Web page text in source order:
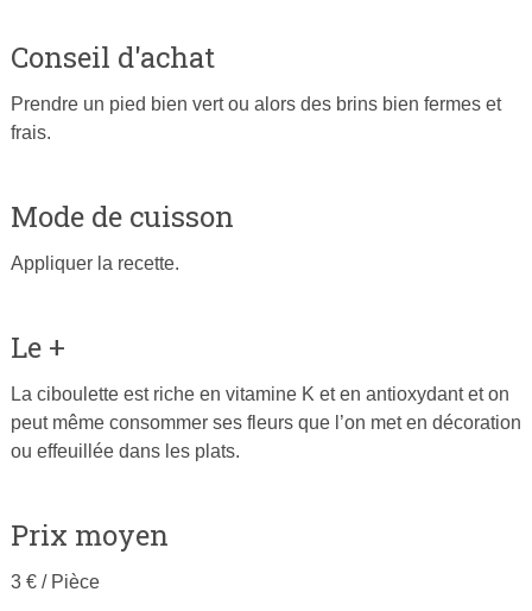
Conseil d'achat
Prendre un pied bien vert ou alors des brins bien fermes et
frais.
Mode de cuisson
Appliquer la recette.
Le +
La ciboulette est riche en vitamine K et en antioxydant et on
peut même consommer ses fleurs que l’on met en décoration
ou effeuillée dans les plats.
Prix moyen
3 € / Pièce